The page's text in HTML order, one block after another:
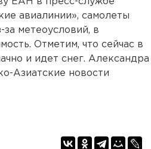
авиалинии», самолеты
метеоусловий, в
Отметим, что сейчас в
и идет снег. Александра
Азиатские новости